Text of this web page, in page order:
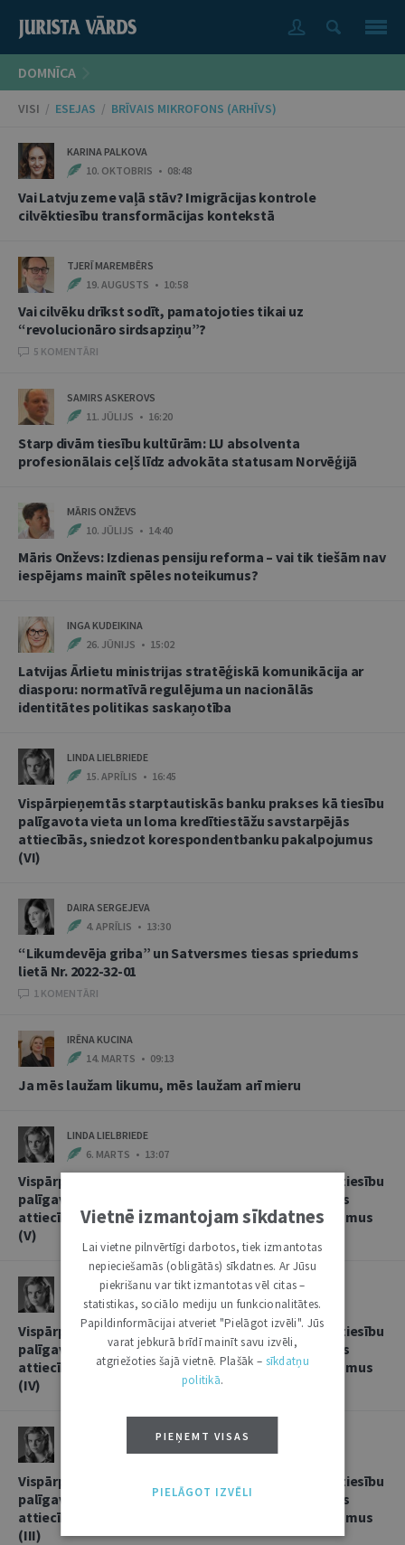
DOMNĪCA
VISI / ESEJAS / BRĪVAIS MIKROFONS (ARHĪVS)
KARINA PALKOVA
10. OKTOBRIS • 08:48
Vai Latvju zeme vaļā stāv? Imigrācijas kontrole
cilvēktiesību transformācijas kontekstā
TJERĪ MAREMBĒRS
19. AUGUSTS • 10:58
Vai cilvēku drīkst sodīt, pamatojoties tikai uz
“revolucionāro sirdsapziņu”?
5 KOMENTĀRI
SAMIRS ASKEROVS
11. JŪLIJS • 16:20
Starp divām tiesību kultūrām: LU absolventa
profesionālais ceļš līdz advokāta statusam Norvēģijā
MĀRIS ONŽEVS
10. JŪLIJS • 14:40
Māris Onževs: Izdienas pensiju reforma – vai tik tiešām nav
iespējams mainīt spēles noteikumus?
INGA KUDEIKINA
26. JŪNIJS • 15:02
Latvijas Ārlietu ministrijas stratēģiskā komunikācija ar
diasporu: normatīvā regulējuma un nacionālās
identitātes politikas saskaņotība
LINDA LIELBRIEDE
15. APRĪLIS • 16:45
Vispārpieņemtās starptautiskās banku prakses kā tiesību
palīgavota vieta un loma kredītiestāžu savstarpējās
attiecībās, sniedzot korespondentbanku pakalpojumus
(VI)
DAIRA SERGEJEVA
4. APRĪLIS • 13:30
“Likumdevēja griba” un Satversmes tiesas spriedums
lietā Nr. 2022-32-01
1 KOMENTĀRI
IRĒNA KUCINA
14. MARTS • 09:13
Ja mēs laužam likumu, mēs laužam arī mieru
LINDA LIELBRIEDE
6. MARTS • 13:07
Vispārpieņemtās starptautiskās banku prakses kā tiesību
palīgavota vieta un loma kredītiestāžu savstarpējās
attiecībās, sniedzot korespondentbanku pakalpojumus
(V)
LINDA LIELBRIEDE
20. FEBRUĀRIS • 11:13
Vispārpieņemtās starptautiskās banku prakses kā tiesību
palīgavota vieta un loma kredītiestāžu savstarpējās
attiecībās, sniedzot korespondentbanku pakalpojumus
(IV)
4. FEBRUĀRIS • 17:53
Vispārpieņemtās starptautiskās banku prakses kā tiesību
palīgavota vieta un loma kredītiestāžu savstarpējās
attiecībās, sniedzot korespondentbanku pakalpojumus
(III)
Vietnē izmantojam sīkdatnes
Lai vietne pilnvērtīgi darbotos, tiek izmantotas
nepieciešamās (obligātās) sīkdatnes. Ar Jūsu
piekrišanu var tikt izmantotas vēl citas –
statistikas, sociālo mediju un funkcionalitātes.
Papildinformācijai atveriet "Pielāgot izvēli". Jūs
varat jebkurā brīdī mainīt savu izvēli,
atgriežoties šajā vietnē. Plašāk – sīkdatņu
politikā.
PIEŅEMT VISAS
PIELĀGOT IZVĒLI